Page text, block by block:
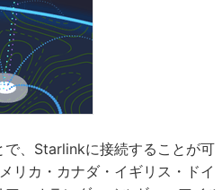
、Starlinkに接続することが可
リカ・カナダ・イギリス・ドイ